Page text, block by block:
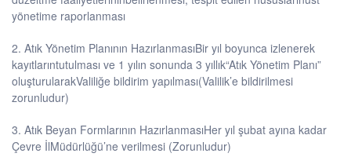
yönetime raporlanması
2. Atık Yönetim Planının HazırlanmasıBir yıl boyunca izlenerek
kayıtlarıntutulması ve 1 yılın sonunda 3 yıllık“Atık Yönetim Planı”
oluşturularakValiliğe bildirim yapılması(Valilik’e bildirilmesi
zorunludur)
3. Atık Beyan Formlarının HazırlanmasıHer yıl şubat ayına kadar
Çevre İlMüdürlüğü’ne verilmesi (Zorunludur)